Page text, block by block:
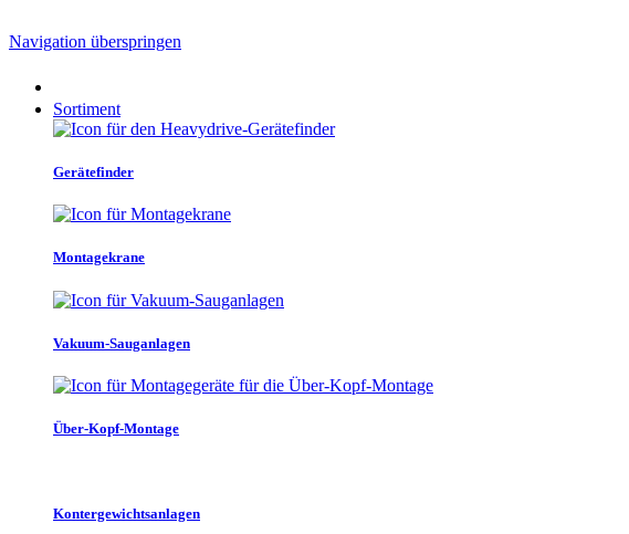
Navigation überspringen
Sortiment
Gerätefinder
Montagekrane
Vakuum-Sauganlagen
Über-Kopf-Montage
Kontergewichtsanlagen